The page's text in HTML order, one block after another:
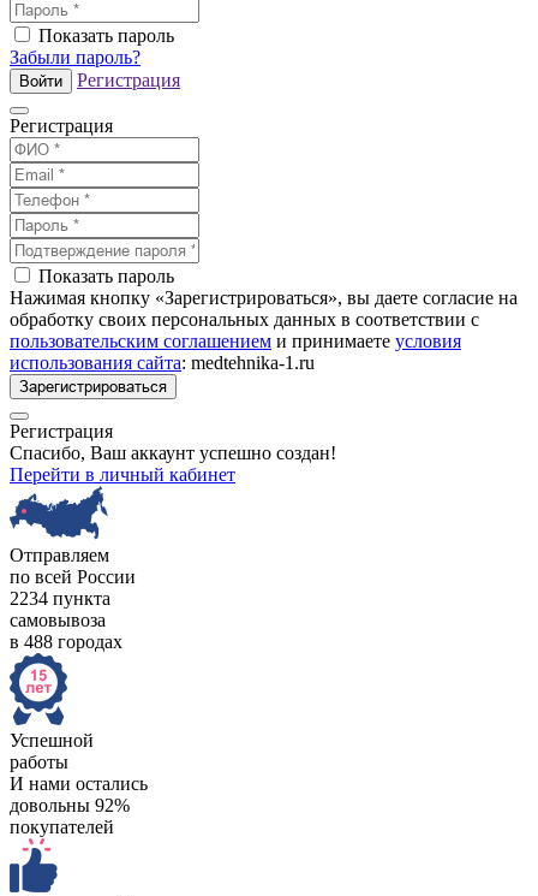
Показать пароль
Забыли пароль?
Войти Регистрация
Регистрация
Показать пароль
Нажимая кнопку «Зарегистрироваться», вы даете согласие на
обработку своих персональных данных в соответствии с
пользовательским соглашением и принимаете условия
использования сайта: medtehnika-1.ru
Зарегистрироваться
Регистрация
Спасибо, Ваш аккаунт успешно создан!
Перейти в личный кабинет
Отправляем
по всей России
2234 пункта
самовывоза
в 488 городах
Успешной
работы
И нами остались
довольны 92%
покупателей